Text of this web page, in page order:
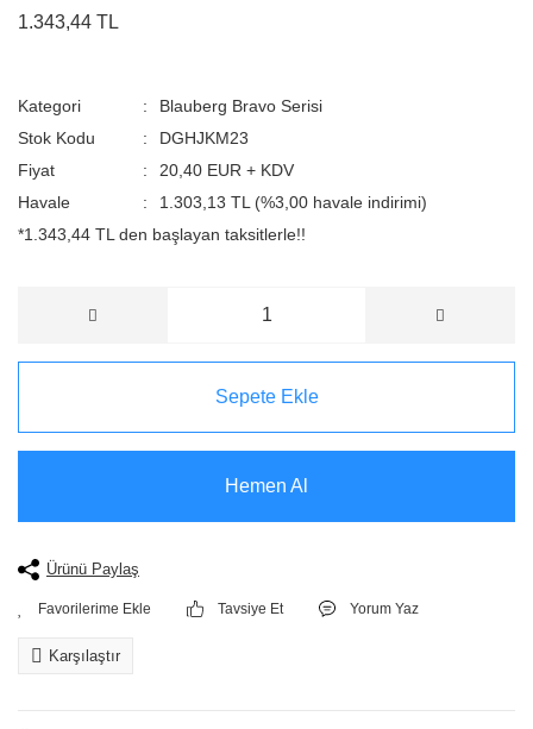
1.343,44 TL
Kategori
Blauberg Bravo Serisi
Stok Kodu
DGHJKM23
Fiyat
20,40 EUR + KDV
Havale
1.303,13 TL (%3,00 havale indirimi)
*1.343,44 TL den başlayan taksitlerle!!
Sepete Ekle
Hemen Al
Ürünü Paylaş
Tavsiye Et Yorum Yaz
Karşılaştır